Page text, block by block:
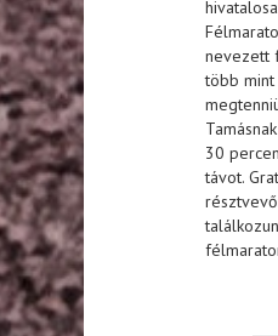
nevezett
több
30
távot.